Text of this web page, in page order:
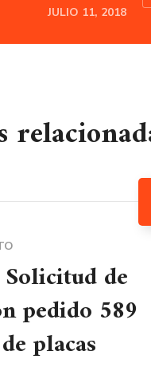
JULIO 11, 2018
de
pedido 589
placas